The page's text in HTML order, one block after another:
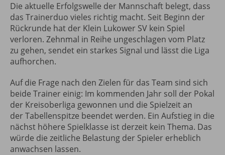
Die aktuelle Erfolgswelle der Mannschaft belegt, dass
das Trainerduo vieles richtig macht. Seit Beginn der
Rückrunde hat der Klein Lukower SV kein Spiel
verloren. Zehnmal in Reihe ungeschlagen vom Platz
zu gehen, sendet ein starkes Signal und lässt die Liga
aufhorchen.
Auf die Frage nach den Zielen für das Team sind sich
beide Trainer einig: Im kommenden Jahr soll der Pokal
der Kreisoberliga gewonnen und die Spielzeit an
der Tabellenspitze beendet werden. Ein Aufstieg in die
nächst höhere Spielklasse ist derzeit kein Thema. Das
würde die zeitliche Belastung der Spieler erheblich
anwachsen lassen.